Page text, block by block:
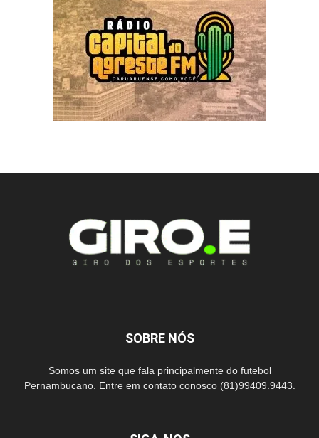
SOBRE NÓS
Somos um site que fala principalmente do futebol
Pernambucano. Entre em contato conosco (81)99409.9443.